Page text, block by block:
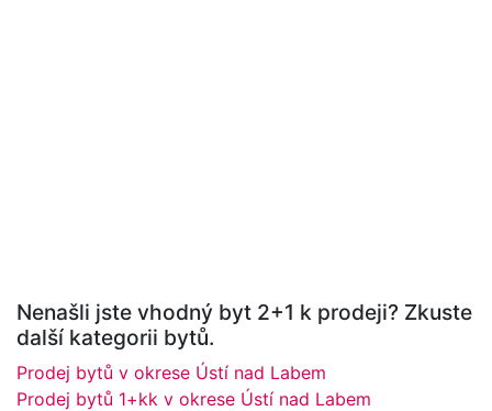
Nenašli jste vhodný byt 2+1 k prodeji? Zkuste
další kategorii bytů.
Prodej bytů v okrese Ústí nad Labem
Prodej bytů 1+kk v okrese Ústí nad Labem